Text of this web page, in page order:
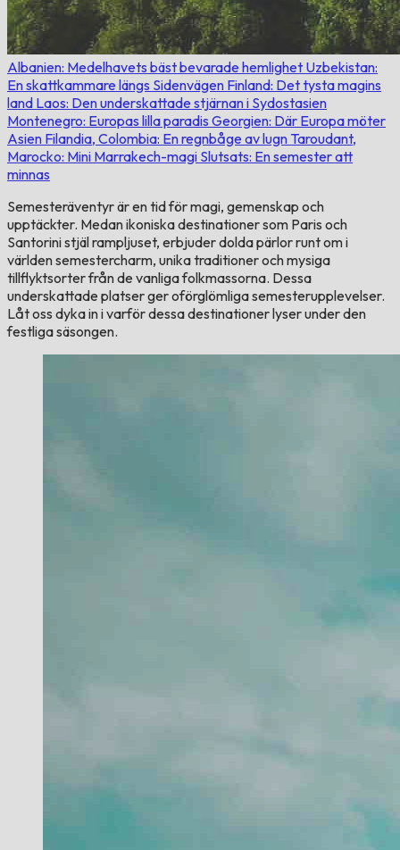
Albanien: Medelhavets bäst bevarade hemlighet Uzbekistan:
En skattkammare längs Sidenvägen Finland: Det tysta magins
land Laos: Den underskattade stjärnan i Sydostasien
Montenegro: Europas lilla paradis Georgien: Där Europa möter
Asien Filandia, Colombia: En regnbåge av lugn Taroudant,
Marocko: Mini Marrakech-magi Slutsats: En semester att
minnas
Semesteräventyr är en tid för magi, gemenskap och
upptäckter. Medan ikoniska destinationer som Paris och
Santorini stjäl rampljuset, erbjuder dolda pärlor runt om i
världen semestercharm, unika traditioner och mysiga
tillflyktsorter från de vanliga folkmassorna. Dessa
underskattade platser ger oförglömliga semesterupplevelser.
Låt oss dyka in i varför dessa destinationer lyser under den
festliga säsongen.